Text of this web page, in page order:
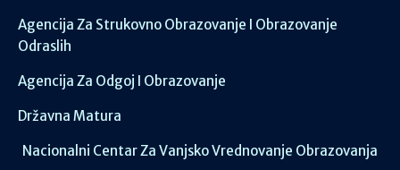
Agencija Za Strukovno Obrazovanje I Obrazovanje
Odraslih
Agencija Za Odgoj I Obrazovanje
Državna Matura
Nacionalni Centar Za Vanjsko Vrednovanje Obrazovanja